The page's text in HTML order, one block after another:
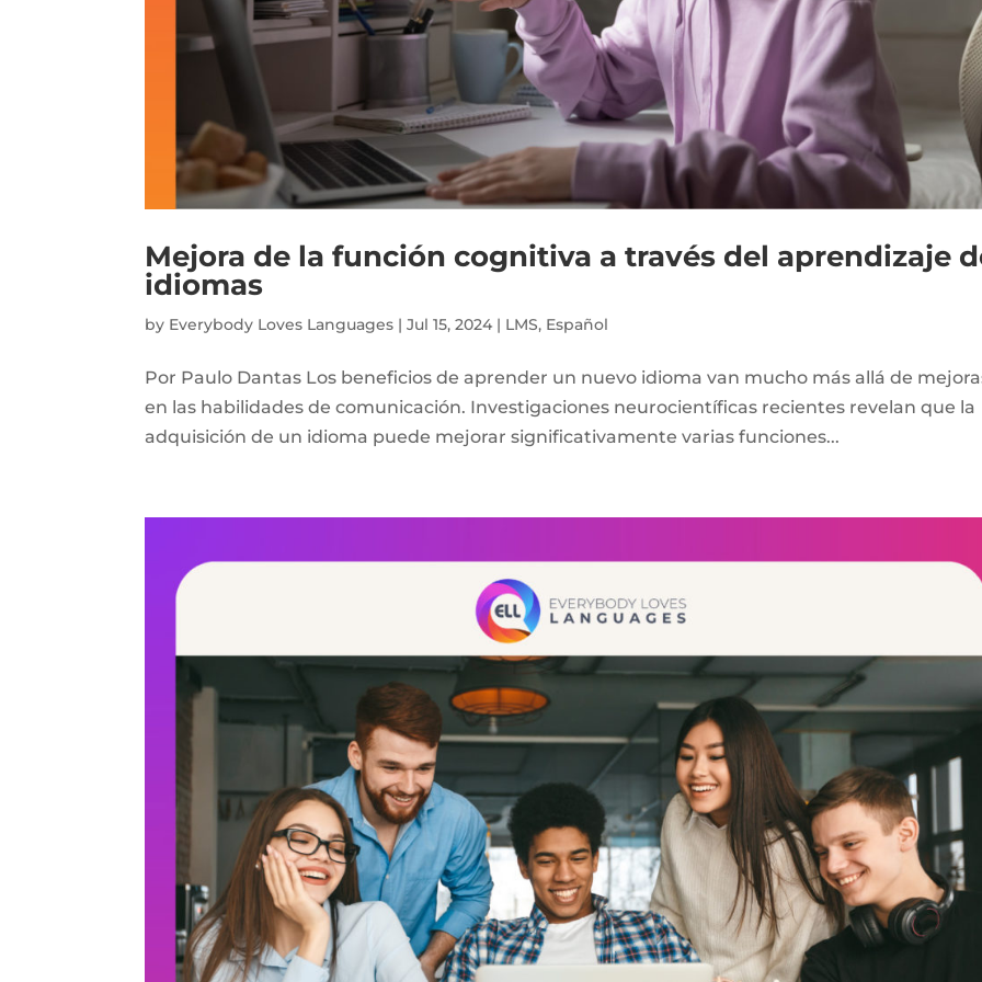
Mejora de la función cognitiva a través del aprendizaje
idiomas
by Everybody Loves Languages | Jul 15, 2024 | LMS, Español
Por Paulo Dantas Los beneficios de aprender un nuevo idioma van mucho más allá de
en las habilidades de comunicación. Investigaciones neurocientíficas recientes revelan que la
adquisición de un idioma puede mejorar significativamente varias funciones...